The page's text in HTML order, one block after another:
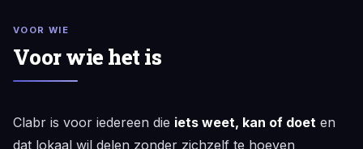
VOOR WIE
Voor wie het is
Clabr is voor iedereen die iets weet, kan of doet en
dat lokaal wil delen zonder zichzelf te hoeven